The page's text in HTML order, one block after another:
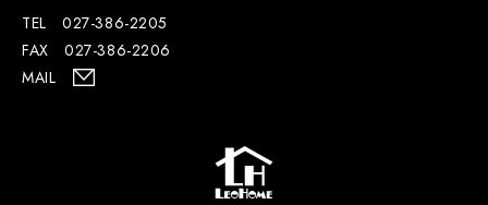
TEL 027-386-2205
FAX 027-386-2206
MAIL